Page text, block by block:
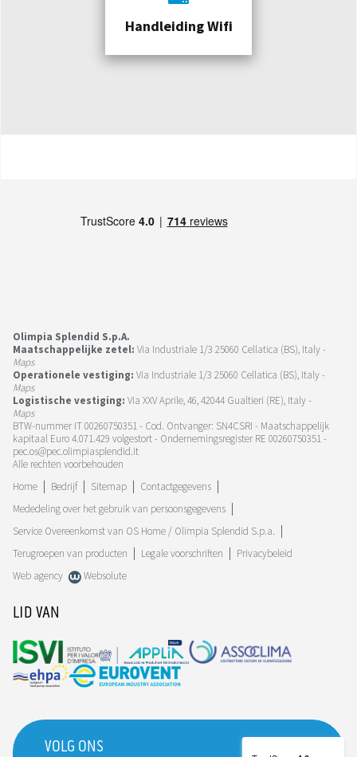
Handleiding Wifi
Olimpia Splendid S.p.A.
Maatschappelijke zetel: Via Industriale 1/3 25060 Cellatica (BS), Italy -
Maps
Operationele vestiging: Via Industriale 1/3 25060 Cellatica (BS), Italy -
Maps
Logistische vestiging: Via XXV Aprile, 46, 42044 Gualtieri (RE), Italy -
Maps
BTW-nummer IT 00260750351 - Cod. Ontvanger: SN4CSRI - Maatschappelijk
kapitaal Euro 4.071.429 volgestort - Ondernemingsregister RE 00260750351 -
pec.os@pec.olimpiasplendid.it
Alle rechten voorbehouden
Home
Bedrijf Sitemap
Contactgegevens
Mededeling over het gebruik van persoonsgegevens
Service Overeenkomst van OS Home / Olimpia Splendid S.p.a.
Terugroepen van producten
Legale voorschriften
Privacybeleid
Web agency
Websolute
LID VAN
VOLG ONS